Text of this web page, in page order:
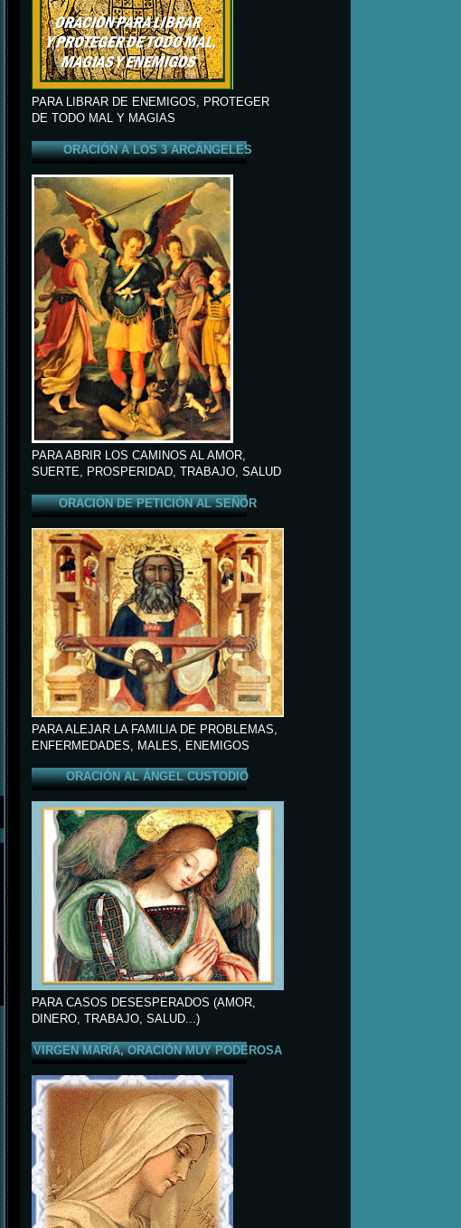
PARA LIBRAR DE ENEMIGOS, PROTEGER
DE TODO MAL Y MAGIAS
ORACIÓN A LOS 3 ARCÁNGELES
PARA ABRIR LOS CAMINOS AL AMOR,
SUERTE, PROSPERIDAD, TRABAJO, SALUD
ORACIÓN DE PETICIÓN AL SEÑOR
PARA ALEJAR LA FAMILIA DE PROBLEMAS,
ENFERMEDADES, MALES, ENEMIGOS
ORACIÓN AL ÁNGEL CUSTODIO
PARA CASOS DESESPERADOS (AMOR,
DINERO, TRABAJO, SALUD...)
VIRGEN MARÍA, ORACIÓN MUY PODEROSA